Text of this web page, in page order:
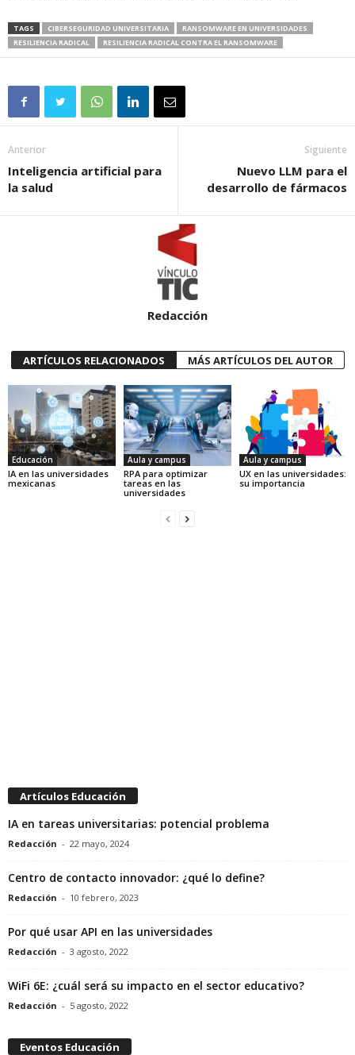
TAGS CIBERSEGURIDAD UNIVERSITARIA
RANSOMWARE EN UNIVERSIDADES
RESILIENCIA RADICAL
RESILIENCIA RADICAL CONTRA EL RANSOMWARE
Anterior
Inteligencia artificial para
la salud
Siguiente
Nuevo LLM para el
desarrollo de fármacos
Redacción
ARTÍCULOS RELACIONADOS MÁS ARTÍCULOS DEL AUTOR
Educación
IA en las universidades
mexicanas
Aula y campus
RPA para optimizar
tareas en las
universidades
Aula y campus
UX en las universidades:
su importancia
Artículos Educación
IA en tareas universitarias: potencial problema
Redacción - 22 mayo, 2024
Centro de contacto innovador: ¿qué lo define?
Redacción - 10 febrero, 2023
Por qué usar API en las universidades
Redacción - 3 agosto, 2022
WiFi 6E: ¿cuál será su impacto en el sector educativo?
Redacción - 5 agosto, 2022
Eventos Educación